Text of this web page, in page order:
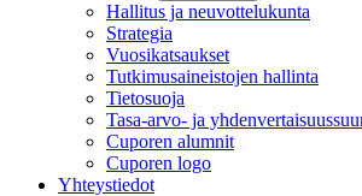
Hallitus ja neuvottelukunta
Strategia
Vuosikatsaukset
Tutkimusaineistojen hallinta
Tietosuoja
Tasa-arvo- ja
Cuporen alumnit
Cuporen logo
Yhteystiedot